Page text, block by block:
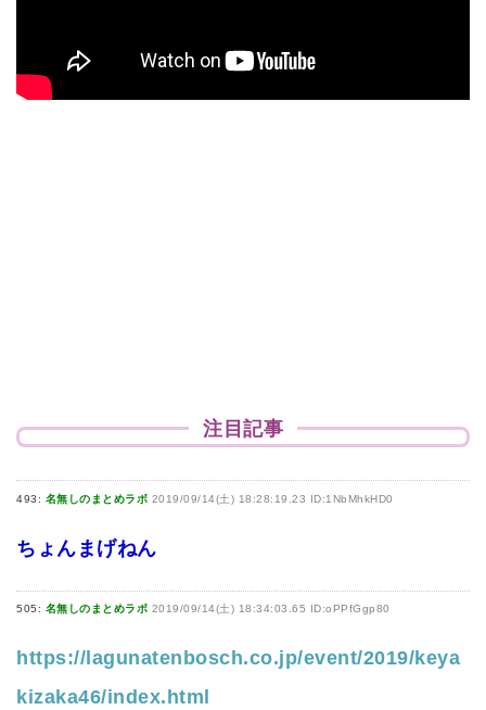
注目記事
493: 名無しのまとめラボ 2019/09/14(土) 18:28:19.23 ID:1NbMhkHD0
ちょんまげねん
505: 名無しのまとめラボ 2019/09/14(土) 18:34:03.65 ID:oPPfGgp80
https://lagunatenbosch.co.jp/event/2019/keya
kizaka46/index.html